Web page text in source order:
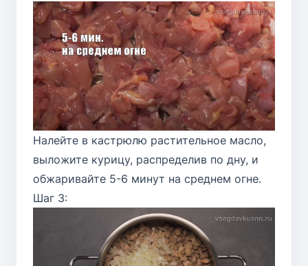
Налейте в кастрюлю растительное масло,
выложите курицу, распределив по дну, и
обжаривайте 5-6 минут на среднем огне.
Шаг 3: